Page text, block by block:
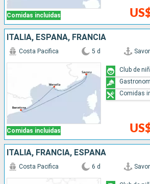
Comidas incluidas
ITALIA, ESPAÑA, FRANCIA
Comidas incluidas
Costa Pacifica 5 d
Club de
Comidas
ITALIA, FRANCIA, ESPAÑA
Costa Pacifica 6 d